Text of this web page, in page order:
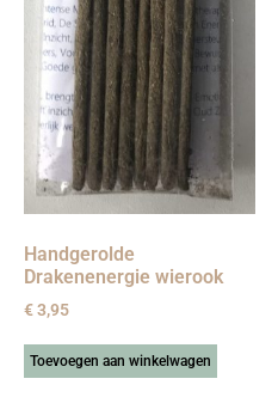
Handgerolde
Drakenenergie wierook
€3,95
Toevoegen aan winkelwagen